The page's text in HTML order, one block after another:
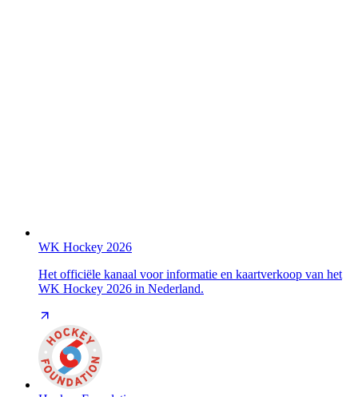
WK Hockey 2026
Het officiële kanaal voor informatie en kaartverkoop van het
WK Hockey 2026 in Nederland.